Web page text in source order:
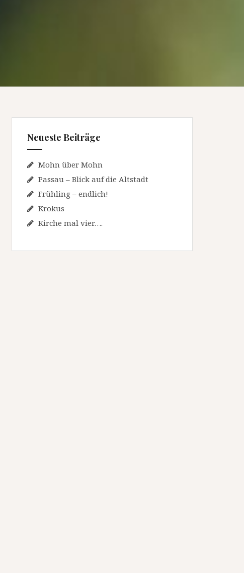
Neueste Beiträge
Mohn über Mohn
Passau – Blick auf die Altstadt
Frühling – endlich!
Krokus
Kirche mal vier….